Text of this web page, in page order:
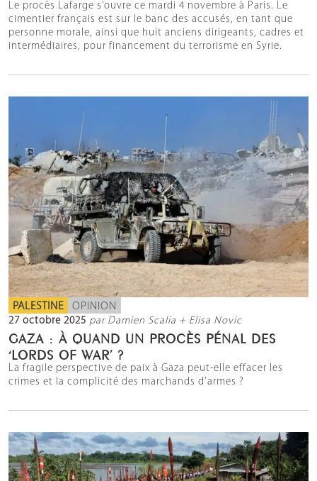
Le procès Lafarge s’ouvre ce mardi 4 novembre à Paris. Le
cimentier français est sur le banc des accusés, en tant que
personne morale, ainsi que huit anciens dirigeants, cadres et
intermédiaires, pour financement du terrorisme en Syrie.
PALESTINE OPINION
27 octobre 2025 par Damien Scalia + Elisa Novic
GAZA : À QUAND UN PROCÈS PÉNAL DES
‘LORDS OF WAR’ ?
La fragile perspective de paix à Gaza peut-elle effacer les
crimes et la complicité des marchands d’armes ?